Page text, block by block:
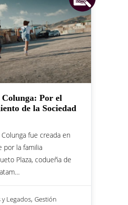
Por el
de la Sociedad
fue creada en
por la familia
Plaza, codueña de
y Legados, Gestión